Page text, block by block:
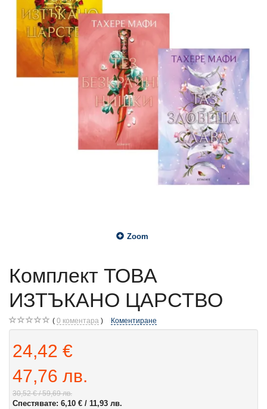
Zoom
Комплект ТОВА
ИЗТЪКАНО ЦАРСТВО
0 коментара Коментиране
24,42 €
47,76 лв.
30,52 €/ 59,69 лв.
Спестявате: 6,10 € / 11,93 лв.